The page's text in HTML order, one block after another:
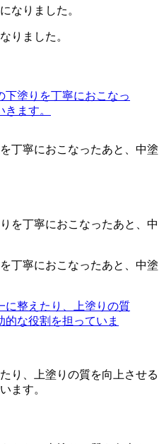
りました。
丁寧におこなったあと、中塗
丁寧におこなったあと、中塗
り、上塗りの質を向上させる
ます。